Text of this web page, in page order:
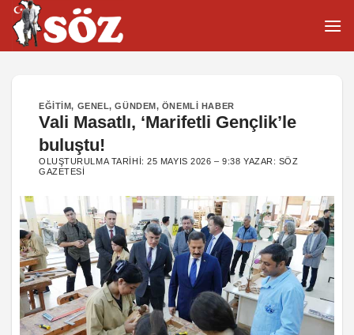
İçeriğe
atla
EĞITIM, GENEL,GÜNDEM, ÖNEMLI HABER
Vali Masatlı, ‘Marifetli Gençlik’le
buluştu!
OLUŞTURULMA TARIHI:25 MAYIS 2026 – 9:38 YAZAR: SÖZ
GAZETESI